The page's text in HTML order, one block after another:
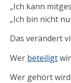
„Ich kann
„Ich bin nicht
Das verändert
Wer beteiligt
Wer gehört